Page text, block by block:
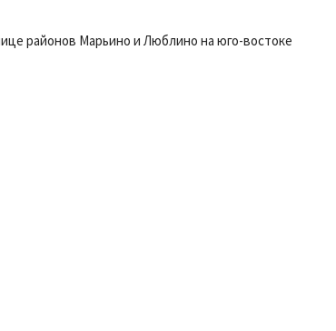
районов Марьино и Люблино на юго-востоке